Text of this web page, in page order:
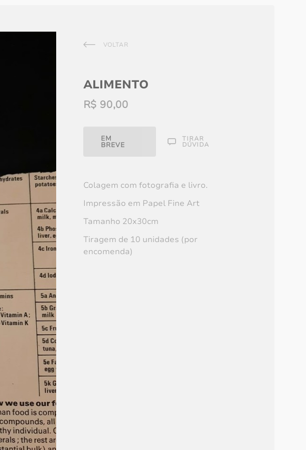
Nas cheias e nas
vazantes
R$90,00
Olhos em crochê
Palhaço II
VOLTAR
ALIMENTO
R$ 90,00
EM
BREVE
TIRAR
DÚVIDA
Colagem com fotografia e livro.
Impressão em Papel Fine Art
Tamanho 20x30cm
Tiragem de 10 unidades (por
encomenda)